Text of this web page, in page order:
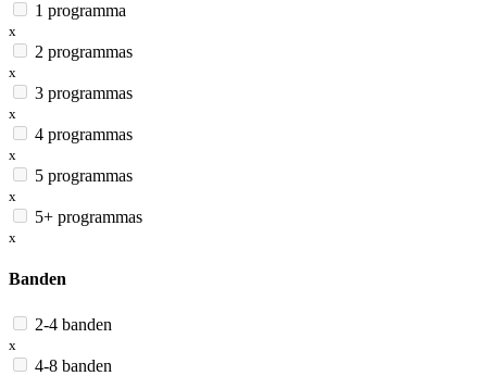
1 programma
x
2 programmas
x
3 programmas
x
4 programmas
x
5 programmas
x
5+ programmas
x
Banden
2-4 banden
x
4-8 banden